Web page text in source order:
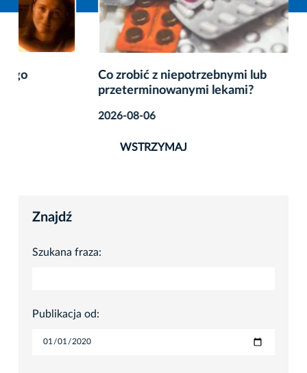
Co zrobić z niepotrzebnymi lub
przeterminowanymi lekami?
WSTRZYMAJ
Znajdź
Szukana fraza:
Publikacja od: